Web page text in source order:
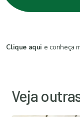
Clique aqui e conheça
Veja